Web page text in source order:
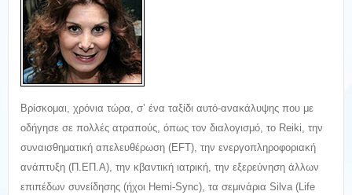
Βρίσκομαι, χρόνια τώρα, σ’ ένα ταξίδι αυτό-ανακάλυψης που με
οδήγησε σε πολλές ατραπούς, όπως τον διαλογισμό, το Reiki, την
συναισθηματική απελευθέρωση (EFT), την ενεργοπληροφοριακή
ανάπτυξη (Π.ΕΠ.Α), την κβαντική ιατρική, την εξερεύνηση άλλων
επιπέδων συνείδησης (ήχοι Hemi-Sync), τα σεμινάρια Silva (Life